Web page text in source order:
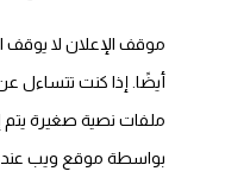
موقف الإعلان لا يوقف
أيضًا. إذا كنت تتساءل
ملفات نصية صغيرة
بواسطة موقع ويب